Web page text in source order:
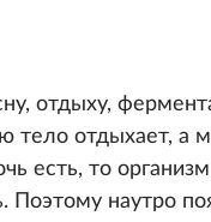
отдыху,
тело отдыхает, а
есть, то
Поэтому наутро